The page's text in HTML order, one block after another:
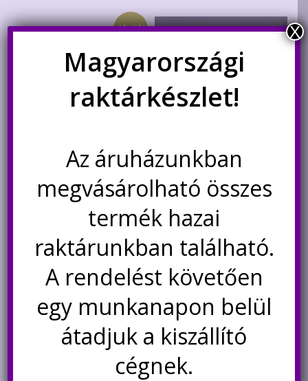
Akció!
900M-T-B pákahegy, 1mm,
price
was:
440Ft.
Current
price
is:
380Ft.
Kosárba teszem
Forrasztó gyanta 15g
papírdobozban
440 Ft
Kosárba teszem
Magyarországi
raktárkészlet!
Az áruházunkban
megvásárolható összes
termék hazai
raktárunkban található.
A rendelést követően
egy munkanapon belül
átadjuk a kiszállító
cégnek.
X